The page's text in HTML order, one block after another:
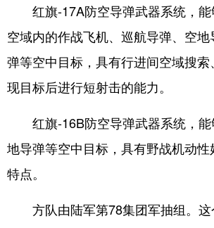
红旗-17A防空导弹武器系统，能
空域内的作战飞机、巡航导弹、空
弹等空中目标，具有行进间空域搜
现目标后进行短射击的能力。
红旗-16B防空导弹武器系统，能
地导弹等空中目标，具有野战机动
特点。
方队由陆军第78集团军抽组。这